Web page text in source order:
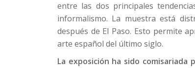
entre las dos principales
informalismo. La muestra está
después de El Paso. Esto permite
arte español del último siglo.
La exposición ha sido comisariada